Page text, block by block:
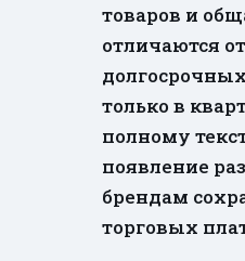
товаров и
отличаются
только в
полному
появление
брендам
торговых